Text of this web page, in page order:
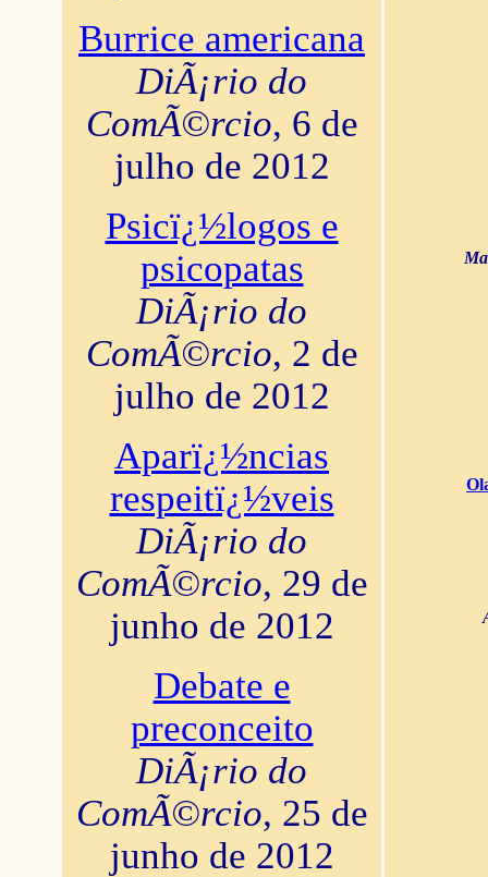
Burrice americana
DiÃ¡rio do
ComÃ©rcio, 6 de
julho de 2012
Psicï¿½logos e
psicopatas
DiÃ¡rio do
ComÃ©rcio, 2 de
julho de 2012
Aparï¿½ncias
respeitï¿½veis
DiÃ¡rio do
ComÃ©rcio, 29 de
junho de 2012
Debate e
preconceito
DiÃ¡rio do
ComÃ©rcio, 25 de
junho de 2012